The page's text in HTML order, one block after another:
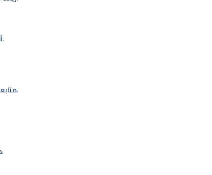
أفضل موقع زيادة متابعين تيك توك لضمان نتائج سريعة ومستدامة.
1. متابعون حقيقيون – لا حسابات وهمية، مما يعزز من مصداقية حسابك.
3. دعم على مدار الساعة – فريق دعم متاح دائمًا لحل أي استفسارات.